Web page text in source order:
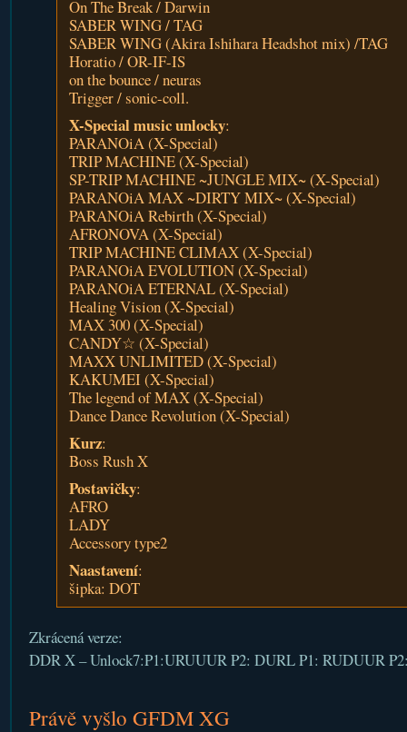
On The Break / Darwin
SABER WING / TAG
SABER WING (Akira Ishihara Headshot mix) /TAG
Horatio / OR-IF-IS
on the bounce / neuras
Trigger / sonic-coll.
X-Special music unlocky:
PARANOiA (X-Special)
TRIP MACHINE (X-Special)
SP-TRIP MACHINE ~JUNGLE MIX~ (X-Special)
PARANOiA MAX ~DIRTY MIX~ (X-Special)
PARANOiA Rebirth (X-Special)
AFRONOVA (X-Special)
TRIP MACHINE CLIMAX (X-Special)
PARANOiA EVOLUTION (X-Special)
PARANOiA ETERNAL (X-Special)
Healing Vision (X-Special)
MAX 300 (X-Special)
CANDY☆ (X-Special)
MAXX UNLIMITED (X-Special)
KAKUMEI (X-Special)
The legend of MAX (X-Special)
Dance Dance Revolution (X-Special)
Kurz:
Boss Rush X
Postavičky:
AFRO
LADY
Accessory type2
Naastavení:
šipka: DOT
Zkrácená verze:
DDR X – Unlock7:P1:URUUUR P2: DURL P1: RUDUUR
Právě vyšlo GFDM XG